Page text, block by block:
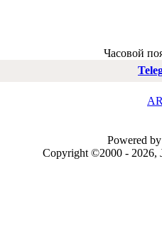
Часовой
Powered
Copyright ©2000 - 2026,